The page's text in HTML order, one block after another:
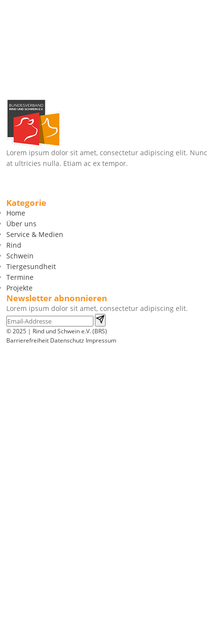
Lorem ipsum dolor sit amet, consectetur adipiscing elit. Nunc
at ultricies nulla. Etiam ac ex tempor.
Kategorie
Home
Über uns
Service & Medien
Rind
Schwein
Tiergesundheit
Termine
Projekte
Newsletter abnonnieren
Lorem ipsum dolor sit amet, consectetur adipiscing elit.
© 2025 | Rind und Schwein e.V. (BRS)
Barrierefreiheit Datenschutz Impressum